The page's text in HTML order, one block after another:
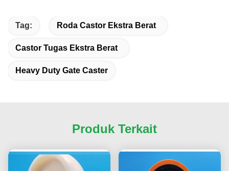
Tag: Roda Castor Ekstra Berat
Castor Tugas Ekstra Berat
Heavy Duty Gate Caster
Produk Terkait